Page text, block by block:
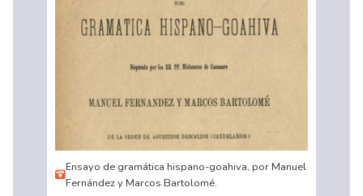
Ensayo de gramática hispano-goahiva, por Manuel
Fernández y Marcos Bartolomé.